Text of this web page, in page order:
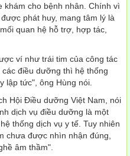
cho bệnh nhân. Chính vì
phát huy, mang tâm lý là
quan hệ hỗ trợ, hợp tác,
ví như trái tim của công tác
điều dưỡng thì hệ thống
lập tức", ông Hùng nói.
Hội Điều dưỡng Việt Nam, nói
dịch vụ điều dưỡng là một
thống dịch vụ y tế. Tuy nhiên
chưa được nhìn nhận đúng,
âm thầm".